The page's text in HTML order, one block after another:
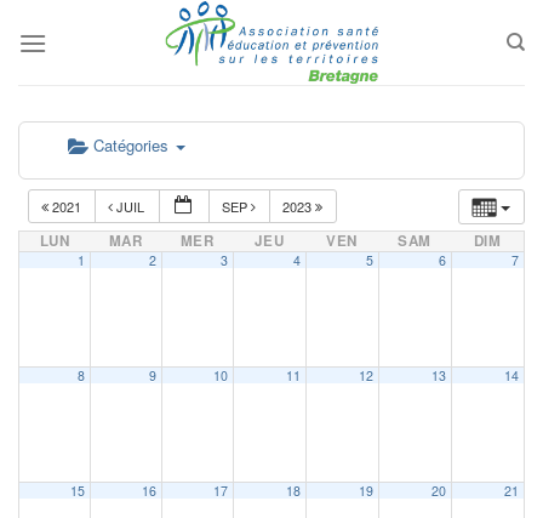
au
Catégories
2021 JUIL SEP 2023
LUN MAR MER JEU VEN SAM DIM
1 2 3 4 5 6 7
8 9 10 11 12 13 14
15 16 17 18 19 20 21